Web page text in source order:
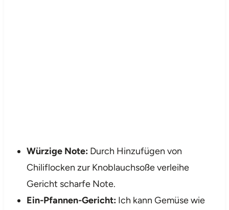
Würzige Note:Durch Hinzufügen von
Chiliflocken zur Knoblauchsoße verleihe
Gericht scharfe Note.
Ein-Pfannen-Gericht:Ich kann Gemüse wie